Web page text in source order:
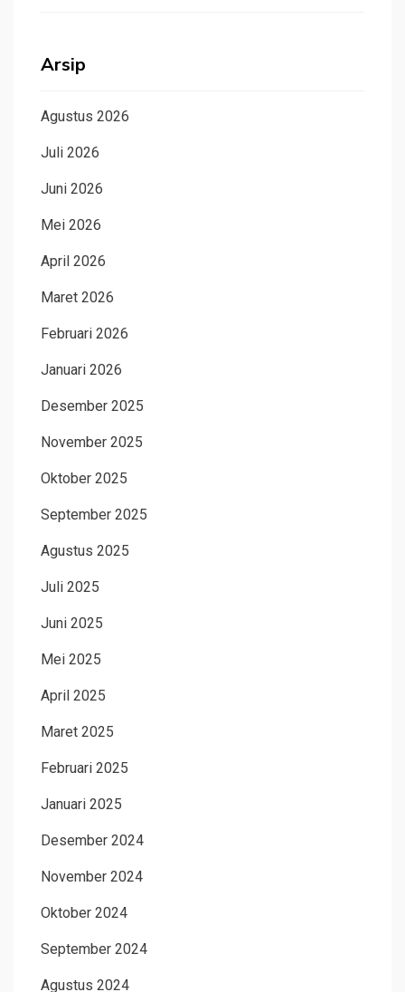
Arsip
Agustus 2026
Juli 2026
Juni 2026
Mei 2026
April 2026
Maret 2026
Februari 2026
Januari 2026
Desember 2025
November 2025
Oktober 2025
September 2025
Agustus 2025
Juli 2025
Juni 2025
Mei 2025
April 2025
Maret 2025
Februari 2025
Januari 2025
Desember 2024
November 2024
Oktober 2024
September 2024
Agustus 2024